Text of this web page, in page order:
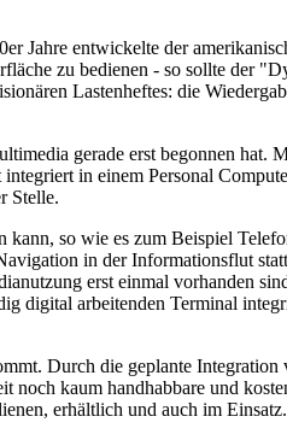
Jahre entwickelte der
zu bedienen - so sollte der
Lastenheftes: die
gerade erst begonnen hat.
in einem Personal
Stelle.
so wie es zum Beispiel
in der Informationsflut
erst einmal vorhanden
digital arbeitenden Terminal
Durch die geplante
kaum handhabbare und
erhältlich und auch im Einsatz.